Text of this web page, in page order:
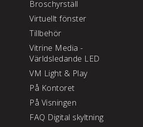
Broschyrställ
Virtuellt fönster
Tillbehör
Vitrine Media -
Världsledande LED
VM Light & Play
På Kontoret
På Visningen
FAQ Digital skyltning